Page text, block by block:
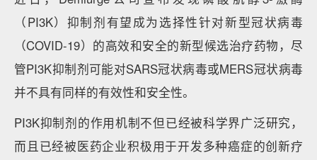
（PI3K）抑制剂有望成为选择性针对新型冠状病毒
（COVID-19）的高效和安全的新型候选治疗药物，尽
管PI3K抑制剂可能对SARS冠状病毒或MERS冠状病毒
并不具有同样的有效性和安全性。
PI3K抑制剂的作用机制不但已经被科学界广泛研究，
而且已经被医药企业积极用于开发多种癌症的创新疗